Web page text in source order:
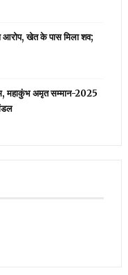
आरोप, खेत के पास मिला शव;
महाकुंभ अमृत सम्मान-2025